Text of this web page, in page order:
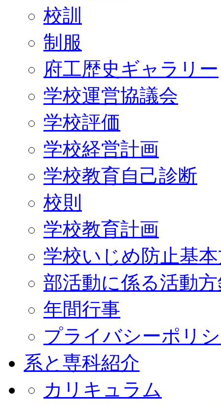
校訓
制服
府工歴史ギャラリー
学校運営協議会
学校評価
学校経営計画
学校教育自己診断
校則
学校教育計画
学校いじめ防止基
部活動に係る活動
年間行事
プライバシーポリ
系と専科紹介
カリキュラム